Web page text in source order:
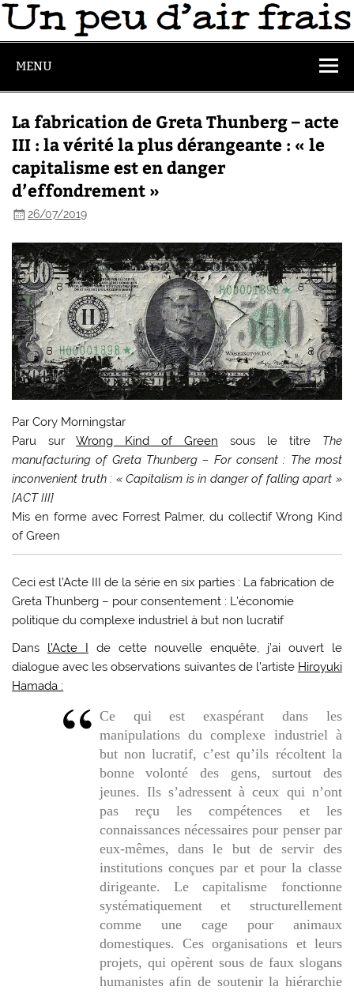
MENU
La fabrication de Greta Thunberg – acte
III : la vérité la plus dérangeante : « le
capitalisme est en danger
d’effondrement »
26/07/2019
Par Cory Morningstar
Paru surWrong Kind of Green sous le titre The
manufacturing of Greta Thunberg – For consent : The most
inconvenient truth : « Capitalism is in danger of falling apart »
[ACT III]
Mis en forme avec Forrest Palmer, du collectif Wrong Kind
of Green
Ceci est l’Acte III de la série en six parties : La fabrication de
Greta Thunberg – pour consentement : L’économie
politique du complexe industriel à but non lucratif
Dans l’Acte I de cette nouvelle enquête, j’ai ouvert le
dialogue avec les observations suivantes de l’artiste Hiroyuki
Hamada :
Ce qui est exaspérant dans les
manipulations du complexe industriel à
but non lucratif, c’est qu’ils récoltent la
bonne volonté des gens, surtout des
jeunes. Ils s’adressent à ceux qui n’ont
pas reçu les compétences et les
connaissances nécessaires pour penser par
eux-mêmes, dans le but de servir des
institutions conçues par et pour la classe
dirigeante. Le capitalisme fonctionne
systématiquement et structurellement
comme une cage pour animaux
domestiques. Ces organisations et leurs
projets, qui opèrent sous de faux slogans
humanistes afin de soutenir la hiérarchie